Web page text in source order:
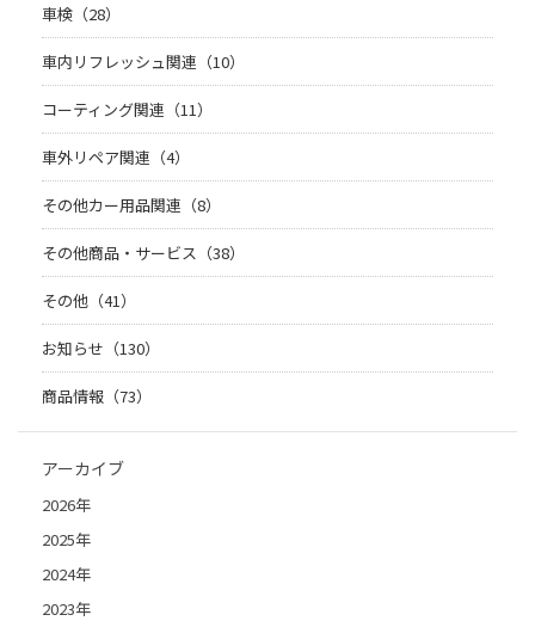
車検（28）
車内リフレッシュ関連（10）
コーティング関連（11）
車外リペア関連（4）
その他カー用品関連（8）
その他商品・サービス（38）
その他（41）
お知らせ（130）
商品情報（73）
アーカイブ
2026年
2025年
2024年
2023年